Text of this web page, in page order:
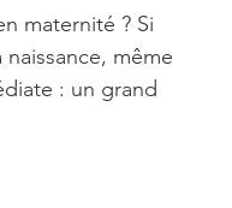
maternité ? Si
même
: un grand